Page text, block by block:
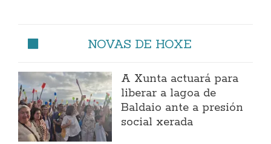
NOVAS DE HOXE
A Xunta actuará para
liberar a lagoa de
Baldaio ante a presión
social xerada